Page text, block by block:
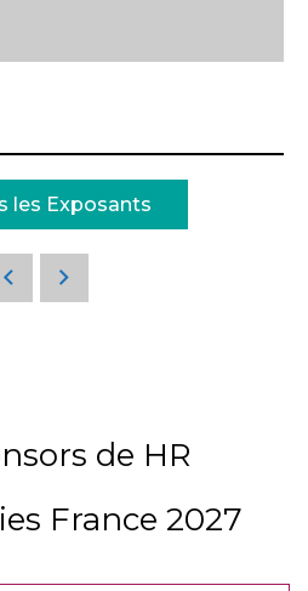
les Exposants
de HR
France 2027